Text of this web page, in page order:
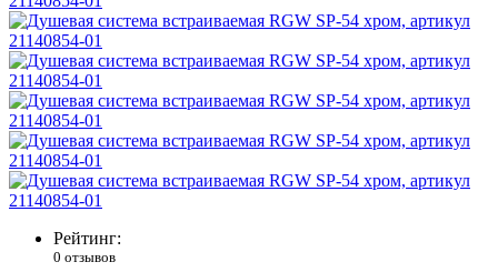
Рейтинг:
0 отзывов